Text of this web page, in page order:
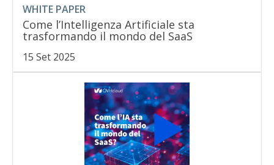
WHITE PAPER
Come l’Intelligenza Artificiale sta
trasformando il mondo del SaaS
15 Set 2025